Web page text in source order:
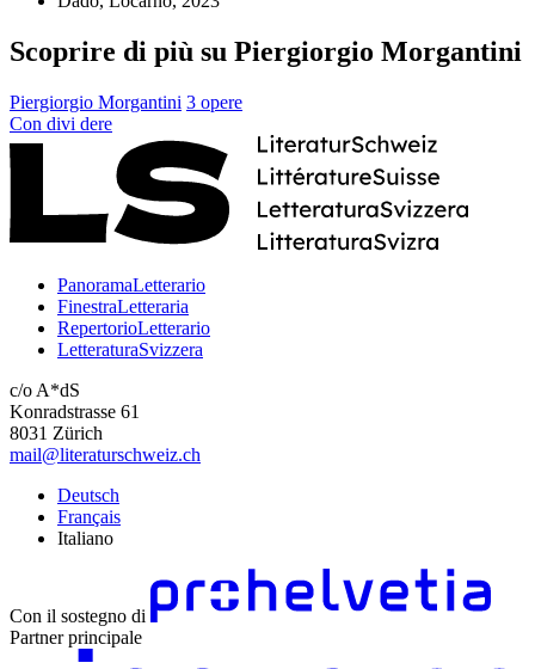
Scoprire di più su Piergiorgio Morgantini
Piergiorgio Morgantini 3 opere
Con divi dere
PanoramaLetterario
FinestraLetteraria
RepertorioLetterario
LetteraturaSvizzera
c/o A*dS
Konradstrasse 61
8031 Zürich
mail@literaturschweiz.ch
Deutsch
Français
Italiano
Con il sostegno di
Partner principale